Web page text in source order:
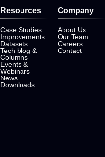
Resources
Case Studies
Improvements
Datasets
Tech blog &
Columns
Events &
Webinars
News
Downloads
Company
About Us
Our Team
Careers
Contact